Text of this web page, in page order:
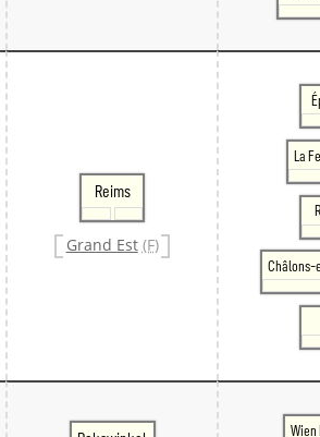
Reims
Grand Est (F)
La
Châlons-